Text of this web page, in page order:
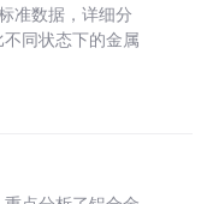
准数据，详细分
同状态下的金属